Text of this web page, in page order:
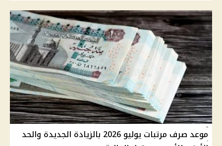
موعد صرف مرتبات يوليو 2026 بالزيادة الجديدة والحد